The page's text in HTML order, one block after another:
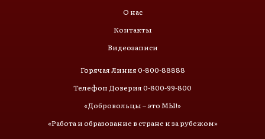
О нас
Контакты
Видеозаписи
Горячая Линия 0-800-88888
Телефон Доверия 0-800-99-800
«Добровольцы – это МЫ!»
«Работа и образование в стране и за рубежом»